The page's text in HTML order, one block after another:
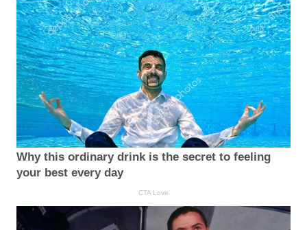
Why this ordinary drink is the secret to feeling
your best every day
CTA Love